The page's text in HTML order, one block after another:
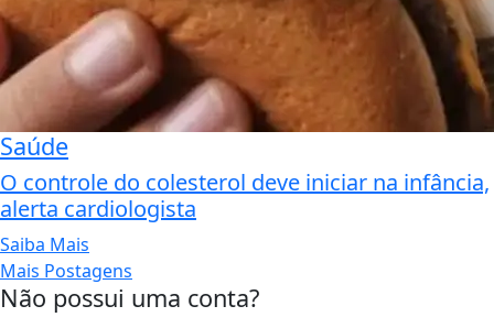
Saúde
O controle do colesterol deve iniciar na infância,
alerta cardiologista
Saiba Mais
Mais Postagens
Não possui uma conta?